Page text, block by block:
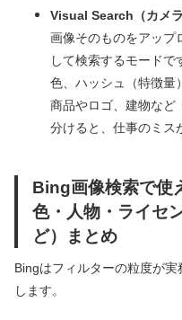
Visual Search（カメラ
画像そのものをアップ
して検索するモードで
色、ハッシュ（特徴量
商品やロゴ、建物など
分けると、仕事のミス
Bing画像検索で使
色・人物・ライセ
ど）まとめ
Bingはフィルターの粒度が
します。